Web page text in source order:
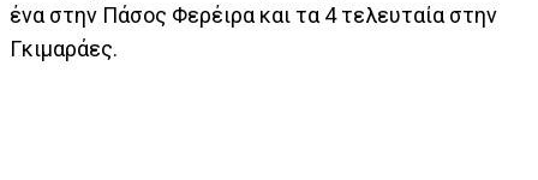
ένα στην Πάσος Φερέιρα και τα 4 τελευταία στην
Γκιμαράες.